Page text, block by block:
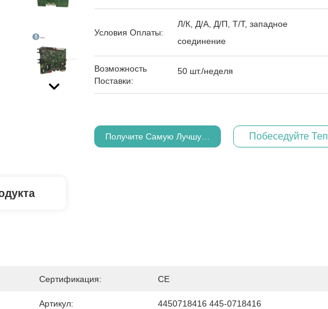
Условия Оплаты:
Л/К, Д/А, Д/П, Т/Т, западное
соединение
Возможность
Поставки:
50 шт./неделя
Получите Самую Лучшую Цену Побеседуйте
Сертификация: CE
Артикул: 4450718416 445-0718416